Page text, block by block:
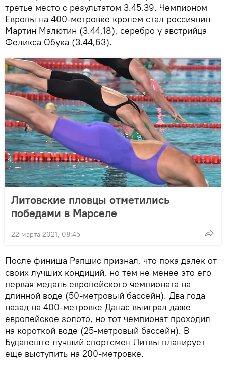
третье место с результатом 3.45,39. Чемпионом
Европы на 400-метровке кролем стал россиянин
Мартин Малютин (3.44,18), серебро у австрийца
Феликса Обука (3.44,63).
Литовские пловцы отметились
победами в Марселе
22 марта 2021, 08:45
После финиша Рапшис признал, что пока далек от
своих лучших кондиций, но тем не менее это его
первая медаль европейского чемпионата на
длинной воде (50-метровый бассейн). Два года
назад на 400-метровке Данас выиграл даже
европейское золото, но тот чемпионат проходил
на короткой воде (25-метровый бассейн). В
Будапеште лучший спортсмен Литвы планирует
еще выступить на 200-метровке.